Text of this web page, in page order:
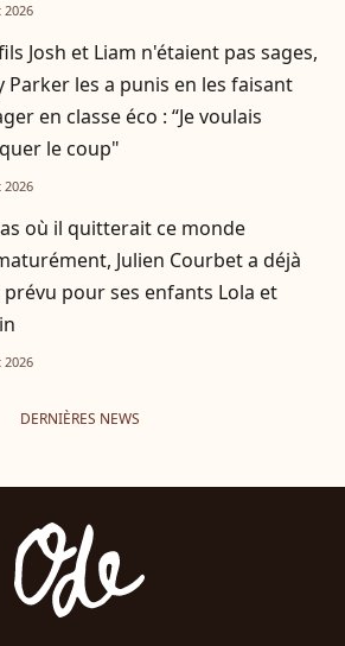
2026
Josh et Liam n'étaient pas sages,
Parker les a punis en les faisant
en classe éco : “Je voulais
le coup"
2026
où il quitterait ce monde
Julien Courbet a déjà
pour ses enfants Lola et
2026
DERNIÈRES NEWS